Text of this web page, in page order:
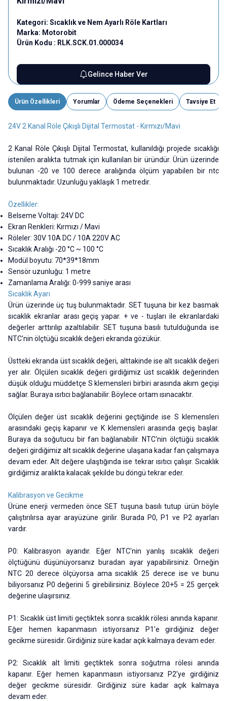
Kategori: Sıcaklık ve Nem Ayarlı Röle Kartları
Marka: Motorobit
Ürün Kodu : RLK.SCK.01.000034
Gelince Haber Ver
Ürün Özellikleri Yorumlar Ödeme Seçenekleri Tavsiye Et
24V 2 Kanal Röle Çıkışlı Dijital Termostat - Kırmızı/Mavi
2 Kanal Röle Çıkışlı Dijital Termostat, kullanıldığı projede sıcaklığı
istenilen aralıkta tutmak için kullanılan bir üründür. Ürün üzerinde
bulunan -20 ve 100 derece aralığında ölçüm yapabilen bir ntc
bulunmaktadır. Uzunluğu yaklaşık 1 metredir.
Özellikler:
Belseme Voltajı: 24V DC
Ekran Renkleri: Kırmızı / Mavi
Röleler: 30V 10A DC / 10A 220V AC
Sıcaklık Aralığı -20 °C ~ 100 °C
Modül boyutu: 70*39*18mm
Sensör uzunluğu: 1 metre
Zamanlama Aralığı: 0-999 saniye arası
Sıcaklık Ayarı
Ürün üzerinde üç tuş bulunmaktadır. SET tuşuna bir kez basmak
sıcaklık ekranlar arası geçiş yapar. + ve - tuşları ile ekranlardaki
değerler arttırılıp azaltılabilir. SET tuşuna basılı tutulduğunda ise
NTC'nin ölçtüğü sıcaklık değeri ekranda gözükür.
Üstteki ekranda üst sıcaklık değeri, alttakinde ise alt sıcaklık değeri
yer alır. Ölçülen sıcaklık değeri girdiğimiz üst sıcaklık değerinden
düşük olduğu müddetçe S klemensleri birbiri arasında akım geçişi
sağlar. Buraya ısıtıcı bağlanabilir. Böylece ortam ısınacaktır.
Ölçülen değer üst sıcaklık değerini geçtiğinde ise S klemensleri
arasındaki geçiş kapanır ve K klemensleri arasında geçiş başlar.
Buraya da soğutucu bir fan bağlanabilir. NTC'nin ölçtüğü sıcaklık
değeri girdiğimiz alt sıcaklık değerine ulaşana kadar fan çalışmaya
devam eder. Alt değere ulaştığında ise tekrar ısıtıcı çalışır. Sıcaklık
girdiğimiz aralıkta kalacak şekilde bu döngü tekrar eder.
Kalibrasyon ve Gecikme
Ürüne enerji vermeden önce SET tuşuna basılı tutup ürün böyle
çalıştırılırsa ayar arayüzüne girilir. Burada P0, P1 ve P2 ayarları
vardır.
P0: Kalibrasyon ayarıdır. Eğer NTC'nin yanlış sıcaklık değeri
ölçtüğünü düşünüyorsanız buradan ayar yapabilirsiniz. Örneğin
NTC 20 derece ölçüyorsa ama sıcaklık 25 derece ise ve bunu
biliyorsanız P0 değerini 5 girebilirsiniz. Böylece 20+5 = 25 gerçek
değerine ulaşırsınız.
P1: Sıcaklık üst limiti geçtiktek sonra sıcaklık rölesi anında kapanır.
Eğer hemen kapanmasın istiyorsanız P1'e girdiğiniz değer
gecikme süresidir. Girdiğiniz süre kadar açık kalmaya devam eder.
P2: Sıcaklık alt limiti geçtiktek sonra soğutma rölesi anında
kapanır. Eğer hemen kapanmasın istiyorsanız P2'ye girdiğiniz
değer gecikme süresidir. Girdiğiniz süre kadar açık kalmaya
devam eder.